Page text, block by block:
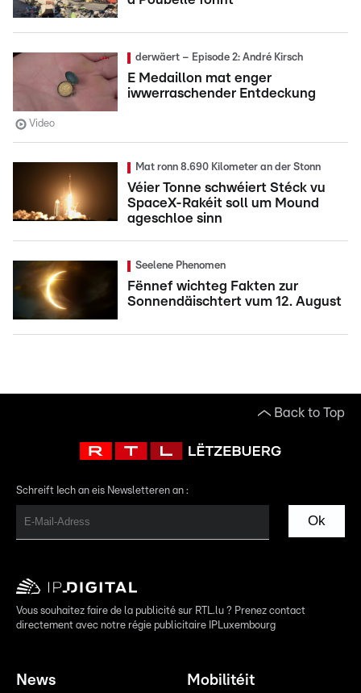
derwäert – Episode 2: André Kirsch
E Medaillon mat enger
iwwerraschender Entdeckung
Video
Mat ronn 8.690 Kilometer an der Stonn
Véier Tonne schwéiert Stéck vu
SpaceX-Rakéit soll um Mound
ageschloe sinn
Seelene Phenomen
Fënnef wichteg Fakten zur
Sonnendäischtert vum 12. August
Back to Top
Schreift Iech an eis Newsletteren an :
Ok
Vous souhaitez faire de la publicité sur RTL.lu ? Prenez contact
directement avec notre régie publicitaire IPLuxembourg
News Mobilitéit